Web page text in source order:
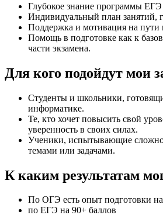
Глубокое знание программы
Индивидуальный план занятий,
Поддержка и мотивация на пути
Помощь в подготовке как к
части экзамена.
Для кого подойдут мои
Студенты и школьники,
информатике.
Те, кто хочет повысить свой
уверенность в своих силах.
Ученики, испытывающие
темами или задачами.
К каким результатам
По ОГЭ есть опыт подготовки
по ЕГЭ на 90+ баллов